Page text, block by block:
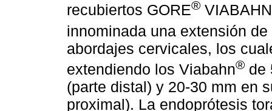
recubiertos GORE® VIABAHN
innominada una extensión de
abordajes cervicales, los
extendiendo los Viabahn® de
(parte distal) y 20-30 mm en
proximal). La endoprótesis